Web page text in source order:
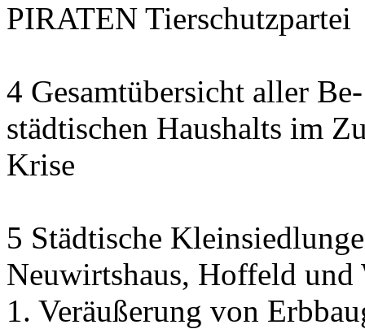
PIRATEN Tierschutzpartei
4 Gesamtübersicht aller
städtischen Haushalts im
Krise
5 Städtische
Neuwirtshaus, Hoffeld und
1. Veräußerung von